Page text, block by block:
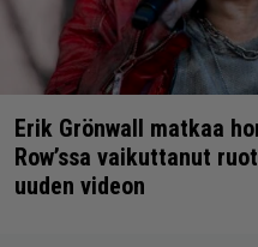
Erik Grönwall matkaa
Row’ssa vaikuttanut
uuden videon